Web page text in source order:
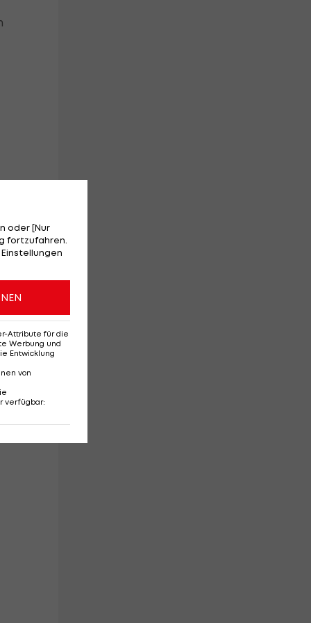
oder [Nur
fortzufahren.
Attribute für die
Werbung und
Entwicklung
von
verfügbar: